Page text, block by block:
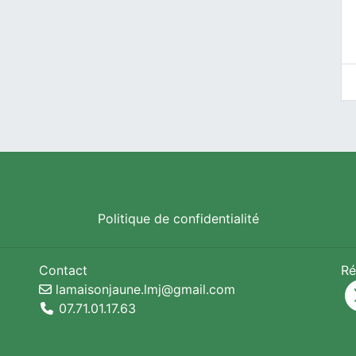
Politique de confidentialité
Contact
lamaisonjaune.lmj@gmail.com
07.71.01.17.63